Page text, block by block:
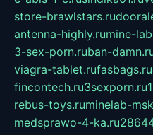
store-brawlstars.ru
antenna-highly.rumine-
3-sex-porn.ruban-
viagra-tablet.rufasbags.ru
fincontech.ru3sexporn.ru
rebus-toys.ruminelab-
medsprawo-4-ka.ru